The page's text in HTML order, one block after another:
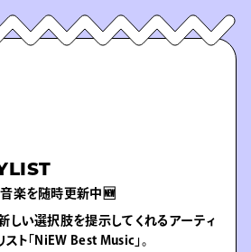
楽を随時更新中🆕
しい選択肢を提示してくれるアーティ
ト「NiEW Best Music」。